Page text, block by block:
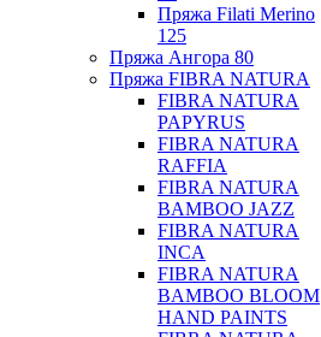
Пряжа Filati Merino
125
Пряжа Ангора 80
Пряжа FIBRA NATURA
FIBRA NATURA
PAPYRUS
FIBRA NATURA
RAFFIA
FIBRA NATURA
BAMBOO JAZZ
FIBRA NATURA
INCA
FIBRA NATURA
BAMBOO BLOOM
HAND PAINTS